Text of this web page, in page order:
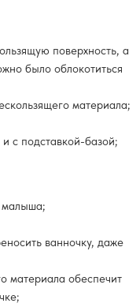
поверхность, а
было облокотиться
материала;
с подставкой-базой;
малыша;
ванночку, даже
материала обеспечит